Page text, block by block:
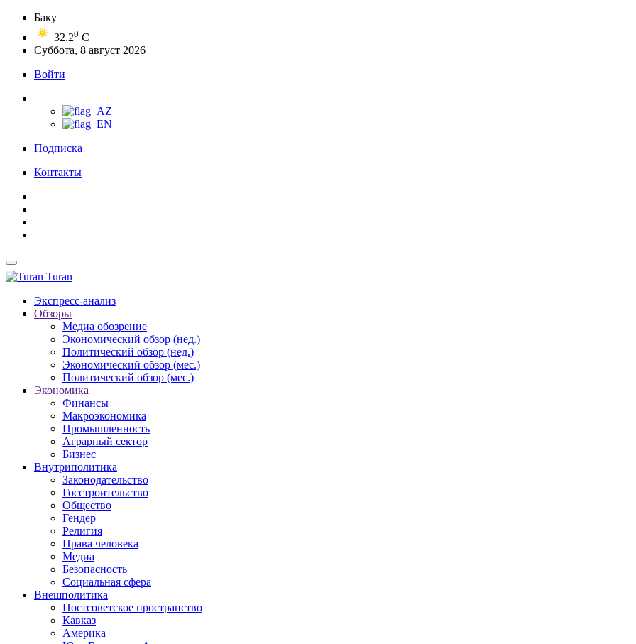
Баку
32.20 C
Суббота, 8 август 2026
Войти
Подписка
Контакты
Turan
Экспресс-анализ
Обзоры
Медиа обозрение
Экономический обзор (нед.)
Политический обзор (нед.)
Экономический обзор (мес.)
Политический обзор (мес.)
Экономика
Финансы
Макроэкономика
Промышленность
Аграрный сектор
Бизнес
Внутриполитика
Законодательство
Госстроительство
Общество
Гендер
Религия
Права человека
Медиа
Безопасность
Социальная сфера
Внешполитика
Постсоветское пространство
Кавказ
Америка